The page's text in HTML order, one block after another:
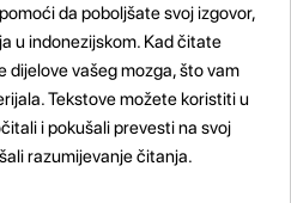
da poboljšate svoj izgovor,
u indonezijskom. Kad čitate
vašeg mozga, što vam
Tekstove možete koristiti u
i pokušali prevesti na svoj
razumijevanje čitanja.